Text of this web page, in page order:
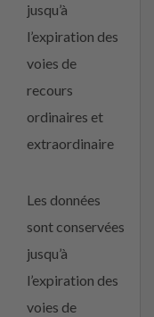
jusqu’à
l’expiration des
voies de
recours
ordinaires et
extraordinaire
Les données
sont conservées
jusqu’à
l’expiration des
voies de